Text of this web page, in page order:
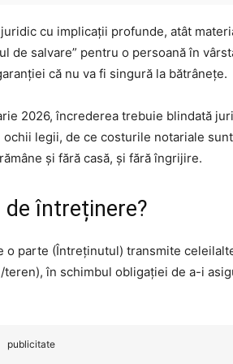
cu implicații profunde, atât
de salvare” pentru o persoană în
că nu va fi singură la bătrânețe.
2026, încrederea trebuie blindată
legii, de ce costurile notariale
și fără casă, și fără îngrijire.
întreținere?
parte (Întreținutul) transmite
în schimbul obligației de a-i
publicitate